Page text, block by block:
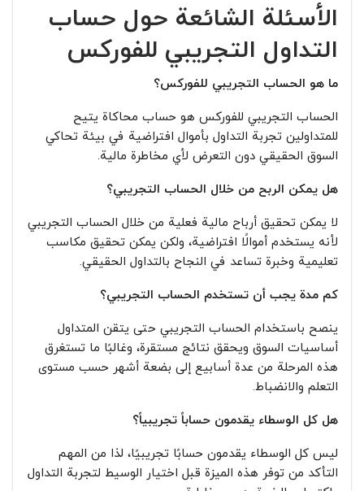
الأسئلة الشائعة حول حساب
التداول التجريبي للفوركس
ما هو الحساب التجريبي للفوركس؟
الحساب التجريبي للفوركس هو حساب محاكاة يتيح
للمتداولين تجربة التداول بأموال افتراضية في بيئة تحاكي
السوق الحقيقي دون التعرض لأي مخاطرة مالية.
هل يمكن الربح من خلال الحساب التجريبي؟
لا يمكن تحقيق أرباح مالية فعلية من خلال الحساب التجريبي
لأنه يستخدم أموالًا افتراضية، ولكن يمكن تحقيق مكاسب
تعليمية وخبرة تساعد في النجاح بالتداول الحقيقي.
كم مدة يجب أن تستخدم الحساب التجريبي؟
ينصح باستخدام الحساب التجريبي حتى يتقن المتداول
أساسيات السوق ويحقق نتائج مستقرة، وغالبًا ما تستغرق
هذه المرحلة من عدة أسابيع إلى بضعة أشهر حسب مستوى
التعلم والانضباط.
هل كل الوسطاء يقدمون حساباً تجريبياً؟
ليس كل الوسطاء يقدمون حسابًا تجريبيًا، لذا من المهم
التأكد من توفر هذه الميزة قبل اختيار الوسيط لتجربة التداول